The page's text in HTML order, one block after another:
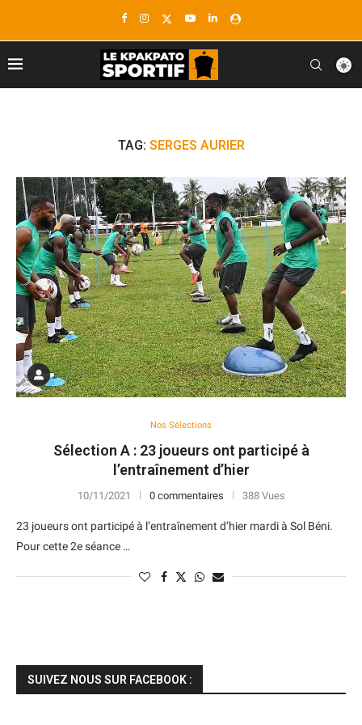
TAG: SERGES AURIER
Nos Sélections
Sélection A : 23 joueurs ont participé à
l’entraînement d’hier
10/11/2021 0 commentaires 388 Vues
23 joueurs ont participé à l’entraînement d’hier mardi à Sol Béni.
Pour cette 2e séance …
SUIVEZ NOUS SUR FACEBOOK :